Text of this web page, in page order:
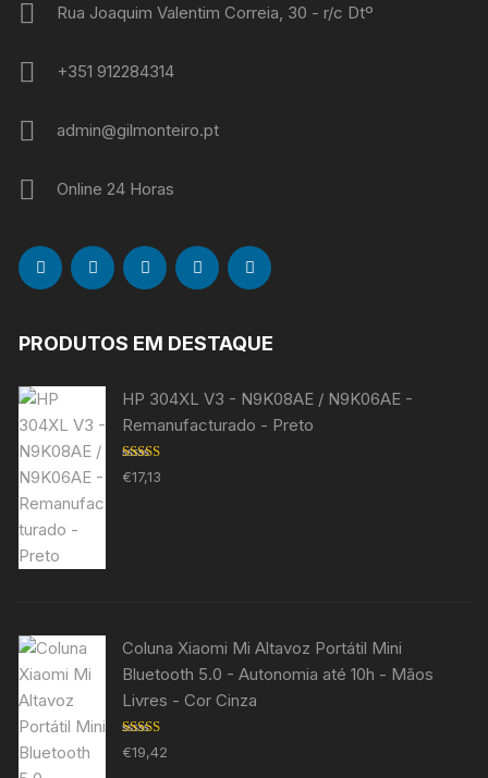
Rua Joaquim Valentim Correia, 30 - r/c Dtº
+351 912284314
admin@gilmonteiro.pt
Online 24 Horas
PRODUTOS EM DESTAQUE
HP 304XL V3 - N9K08AE / N9K06AE -
Remanufacturado - Preto
Avaliação
5.00 de 5
€17,13
Coluna Xiaomi Mi Altavoz Portátil Mini
Bluetooth 5.0 - Autonomia até 10h - Mãos
Livres - Cor Cinza
Avaliação
5.00de 5
€19,42